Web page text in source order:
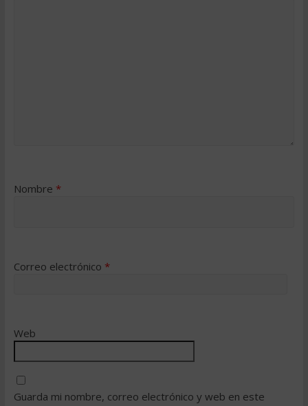
Nombre *
Correo electrónico *
Web
Guarda mi nombre, correo electrónico y web en este